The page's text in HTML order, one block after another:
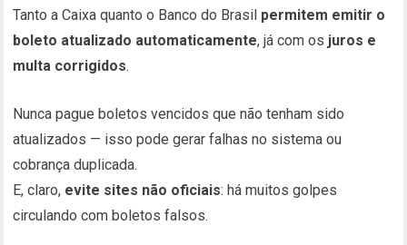
Tanto a Caixa quanto o Banco do Brasil permitem emitir o
boleto atualizado automaticamente, já com os juros e
multa corrigidos.
Nunca pague boletos vencidos que não tenham sido
atualizados — isso pode gerar falhas no sistema ou
cobrança duplicada.
E, claro, evite sites não oficiais: há muitos golpes
circulando com boletos falsos.